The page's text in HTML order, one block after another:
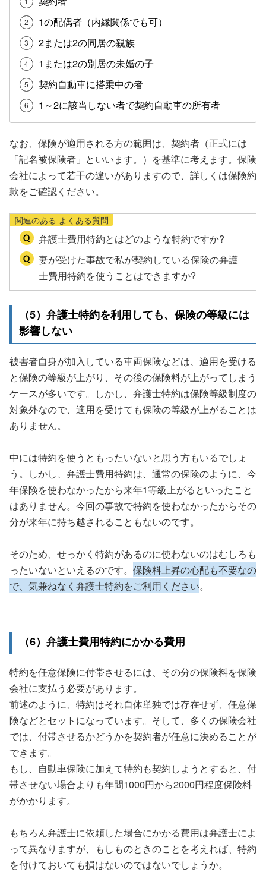
1の配偶者（内縁関係でも可）
2または2の同居の親族
1または2の別居の未婚の子
契約自動車に搭乗中の者
1～2に該当しない者で契約自動車の所有者
なお、保険が適用される方の範囲は、契約者（正式には
「記名被保険者」といいます。）を基準に考えます。保険
会社によって若干の違いがありますので、詳しくは保険約
款をご確認ください。
関連のある よくある質問
弁護士費用特約とはどのような特約ですか?
妻が受けた事故で私が契約している保険の弁護
士費用特約を使うことはできますか?
（5）弁護士特約を利用しても、保険の等級には
影響しない
被害者自身が加入している車両保険などは、適用を受ける
と保険の等級が上がり、その後の保険料が上がってしまう
ケースが多いです。しかし、弁護士特約は保険等級制度の
対象外なので、適用を受けても保険の等級が上がることは
ありません。
中には特約を使うともったいないと思う方もいるでしょ
う。しかし、弁護士費用特約は、通常の保険のように、今
年保険を使わなかったから来年1等級上がるといったこと
はありません。今回の事故で特約を使わなかったからその
分が来年に持ち越されることもないのです。
そのため、せっかく特約があるのに使わないのはむしろも
ったいないといえるのです。 保険料上昇の心配も不要なの
で、気兼ねなく弁護士特約をご利用ください。
（6）弁護士費用特約にかかる費用
特約を任意保険に付帯させるには、その分の保険料を保険
会社に支払う必要があります。
前述のように、特約はそれ自体単独では存在せず、任意保
険などとセットになっています。そして、多くの保険会社
では、付帯させるかどうかを契約者が任意に決めることが
できます。
もし、自動車保険に加えて特約も契約しようとすると、付
帯させない場合よりも年間1000円から2000円程度保険料
がかかります。
もちろん弁護士に依頼した場合にかかる費用は弁護士によ
って異なりますが、もしものときのことを考えれば、特約
を付けておいても損はないのではないでしょうか。